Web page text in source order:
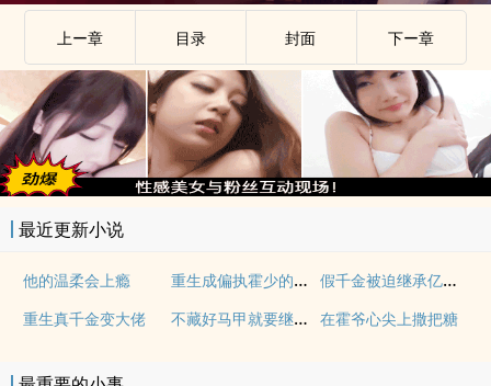
上ー章 目录 封面 下ー章
最近更新小说
他的温柔会上瘾 重生成偏执霍少的小仙女 假千金被迫继承亿万家产
重生真千金变大佬 不藏好马甲就要继承亿万家产 在霍爷心尖上撒把糖